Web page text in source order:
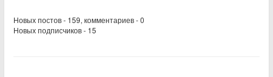
Новых постов - 159, комментариев - 0
Новых подписчиков - 15